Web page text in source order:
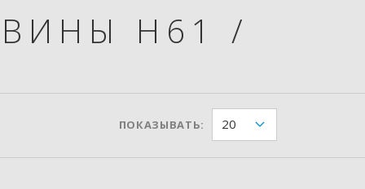
H61 /
ПОКАЗЫВАТЬ: 20